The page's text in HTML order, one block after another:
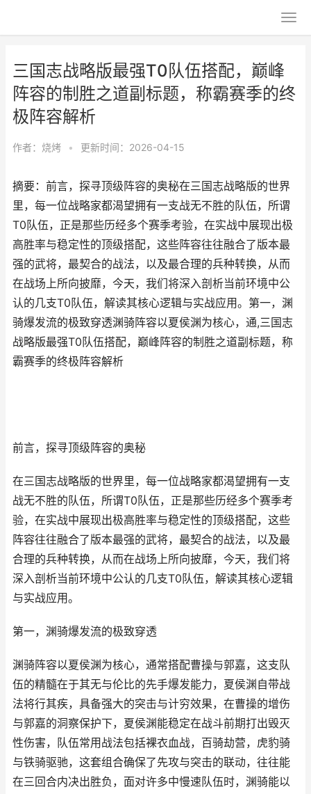
三国志战略版最强T0队伍搭配，巅峰
阵容的制胜之道副标题，称霸赛季的终
极阵容解析
作者： 烧烤 • 更新时间：2026-04-15
摘要：前言，探寻顶级阵容的奥秘在三国志战略版的世界
里，每一位战略家都渴望拥有一支战无不胜的队伍，所谓
T0队伍，正是那些历经多个赛季考验，在实战中展现出极
高胜率与稳定性的顶级搭配，这些阵容往往融合了版本最
强的武将，最契合的战法，以及最合理的兵种转换，从而
在战场上所向披靡，今天，我们将深入剖析当前环境中公
认的几支T0队伍，解读其核心逻辑与实战应用。第一，渊
骑爆发流的极致穿透渊骑阵容以夏侯渊为核心，通,三国志
战略版最强T0队伍搭配，巅峰阵容的制胜之道副标题，称
霸赛季的终极阵容解析
前言，探寻顶级阵容的奥秘
在三国志战略版的世界里，每一位战略家都渴望拥有一支
战无不胜的队伍，所谓T0队伍，正是那些历经多个赛季考
验，在实战中展现出极高胜率与稳定性的顶级搭配，这些
阵容往往融合了版本最强的武将，最契合的战法，以及最
合理的兵种转换，从而在战场上所向披靡，今天，我们将
深入剖析当前环境中公认的几支T0队伍，解读其核心逻辑
与实战应用。
第一，渊骑爆发流的极致穿透
渊骑阵容以夏侯渊为核心，通常搭配曹操与郭嘉，这支队
伍的精髓在于其无与伦比的先手爆发能力，夏侯渊自带战
法将行其疾，具备强大的突击与计穷效果，在曹操的增伤
与郭嘉的洞察保护下，夏侯渊能稳定在战斗前期打出毁灭
性伤害，队伍常用战法包括裸衣血战，百骑劫营，虎豹骑
与铁骑驱驰，这套组合确保了先攻与突击的联动，往往能
在三回合内决出胜负，面对许多中慢速队伍时，渊骑能以